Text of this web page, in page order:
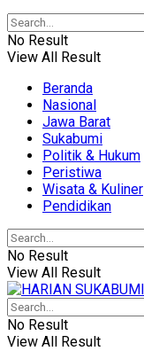
No Result
View All Result
Beranda
Nasional
Jawa Barat
Sukabumi
Politik & Hukum
Peristiwa
Wisata & Kuliner
Pendidikan
No Result
View All Result
No Result
View All Result